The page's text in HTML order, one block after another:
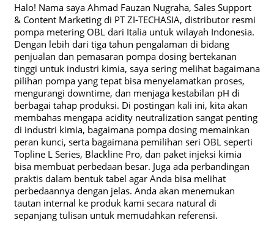
Halo! Nama saya Ahmad Fauzan Nugraha, Sales Support
& Content Marketing di PT ZI-TECHASIA, distributor resmi
pompa metering OBL dari Italia untuk wilayah Indonesia.
Dengan lebih dari tiga tahun pengalaman di bidang
penjualan dan pemasaran pompa dosing bertekanan
tinggi untuk industri kimia, saya sering melihat bagaimana
pilihan pompa yang tepat bisa menyelamatkan proses,
mengurangi downtime, dan menjaga kestabilan pH di
berbagai tahap produksi. Di postingan kali ini, kita akan
membahas mengapa acidity neutralization sangat penting
di industri kimia, bagaimana pompa dosing memainkan
peran kunci, serta bagaimana pemilihan seri OBL seperti
Topline L Series, Blackline Pro, dan paket injeksi kimia
bisa membuat perbedaan besar. Juga ada perbandingan
praktis dalam bentuk tabel agar Anda bisa melihat
perbedaannya dengan jelas. Anda akan menemukan
tautan internal ke produk kami secara natural di
sepanjang tulisan untuk memudahkan referensi.